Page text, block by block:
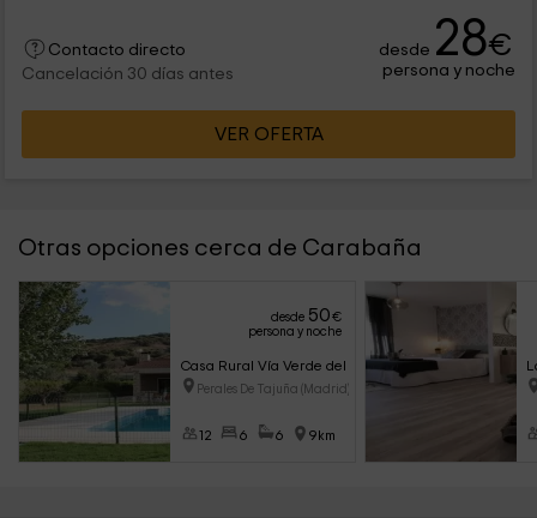
Contacto directo
Cancelación 30 días antes
desde 28€
persona y noche
VER OFERTA
Otras opciones cerca de Carabaña
desde 50€
persona y noche
Casa Rural Vía Verde del Tajuña
Perales De Tajuña (Madrid)
12 6 6 9km